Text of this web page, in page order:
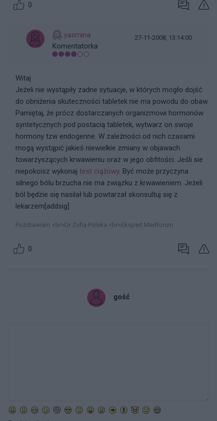
0
yasmina
Komentatorka
27-11-2008, 13:14:00
Witaj
Jeżeli nie wystąpiły zadne sytuacje, w których mogło dojść
do obniżenia skuteczności tabletek nie ma powodu do obaw.
Pamiętaj, że prócz dostarczanych organizmowi hormonów
syntetycznych pod postacią tabletek, wytwarz on swoje
hormony tzw endogenne. W zależności od nich czasami
mogą wystąpić jakieś niewielkie zmiany w objawach
towarzyszących krwawieniu oraz w jego obfitości. Jeśli sie
niepokoisz wykonaj test ciążowy. Być może przyczyna
silnego bólu brzucha nie ma związku z krwawieniem. Jeżeli
ból będzie się nasilał lub powtarzał skonsultuj się z
lekarzem[addsig]
Pozdrawiam <br>Dr Zofia Polska <br>Ekspert Medforum
0
gość